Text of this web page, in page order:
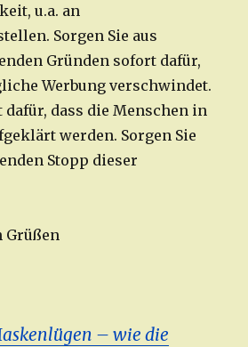
u.a. an
Sorgen Sie aus
Gründen sofort dafür,
Werbung verschwindet.
dafür, dass die Menschen in
werden. Sorgen Sie
Stopp dieser
– wie die